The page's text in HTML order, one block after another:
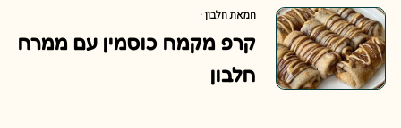
חמאת חלבון·
קרפ מקמח כוסמין עם ממרח
חלבון